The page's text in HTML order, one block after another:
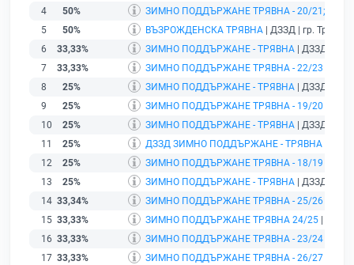
4
50% ЗИМНО ПОДДЪРЖАНЕ ТРЯВНА - 20/21;21/22
5
50% ВЪЗРОЖДЕНСКА ТРЯВНА | ДЗЗД | гр. Трявна
6
33,33% ЗИМНО ПОДДЪРЖАНЕ - ТРЯВНА | ДЗЗД | гр.
7
33,33% ЗИМНО ПОДДЪРЖАНЕ ТРЯВНА - 22/23
8
25% ЗИМНО ПОДДЪРЖАНЕ - ТРЯВНА | ДЗЗД | гр.
9
25% ЗИМНО ПОДДЪРЖАНЕ ТРЯВНА - 19/20
10
25% ЗИМНО ПОДДЪРЖАНЕ - ТРЯВНА | ДЗЗД | гр.
11
25% ДЗЗД ЗИМНО ПОДДЪРЖАНЕ - ТРЯВНА
12
25% ЗИМНО ПОДДЪРЖАНЕ ТРЯВНА - 18/19
13
25% ЗИМНО ПОДДЪРЖАНЕ - ТРЯВНА | ДЗЗД | гр.
14 33,34% ЗИМНО ПОДДЪРЖАНЕ ТРЯВНА - 25/26
15 33,33% ЗИМНО ПОДДЪРЖАНЕ ТРЯВНА 24/25
16 33,33% ЗИМНО ПОДДЪРЖАНЕ ТРЯВНА - 23/24
17 33,33% ЗИМНО ПОДДЪРЖАНЕ ТРЯВНА - 26/27